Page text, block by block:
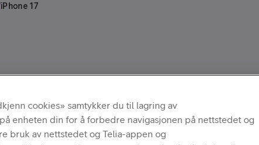
Kjøp iPhone
iPhone 17
Apple
iPhone 17
cookies» samtykker du til lagring av
enheten din for å forbedre navigasjonen på nettstedet og
bruk av nettstedet og Telia-appen og